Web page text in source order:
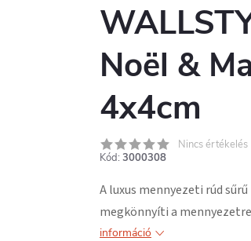
Noël &
4x4cm
Nincs értékelés
Kód: 3000308
A luxus mennyezeti rúd
megkönnyíti a
információ